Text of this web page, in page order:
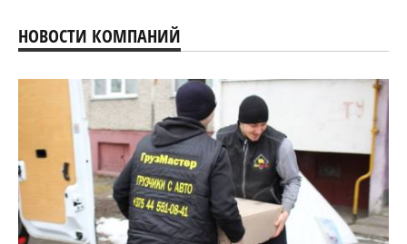
НОВОСТИ КОМПАНИЙ